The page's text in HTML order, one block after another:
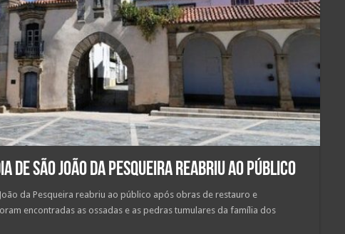
de São João da Pesqueira reabriu ao público
da Pesqueira reabriu ao público após obras de restauro e
encontradas as ossadas e as pedras tumulares da família dos